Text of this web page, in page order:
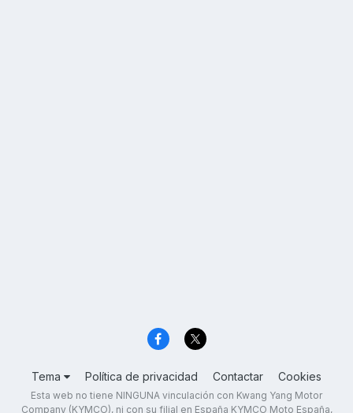
Tema Política de privacidad Contactar Cookies
Esta web no tiene NINGUNA vinculación con Kwang Yang Motor
Company (KYMCO), ni con su filial en España KYMCO Moto España,